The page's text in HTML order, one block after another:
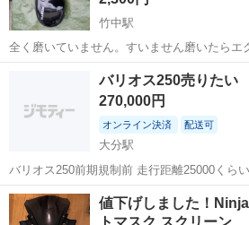
竹中駅
全く磨いていません。すいません磨いたらエ
ースとお考え下さい。竹中駅 カワサキ
バリオス250売りたい
270,000円
オンライン決済 配送可
大分駅
バリオス250前期規制前 走行距離25000くら
てなくマフラーないです エンジンはかかり
売ります 急ぎじゃないです
大分 大分市 大分駅 カワサキ
値下げしました！